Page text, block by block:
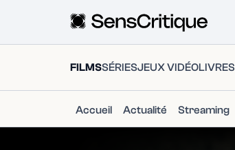
FILMSSÉRIESJEUX VIDÉOLIVRES
Accueil Actualité Streaming